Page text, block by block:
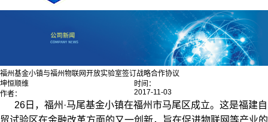
福州基金小镇与福州物联网开放实验室签订战略合作协议
坤恒顺维
作者：
时间：
2017-11-03
26日，福州·马尾基金小镇在福州市马尾区成立。这是福建自